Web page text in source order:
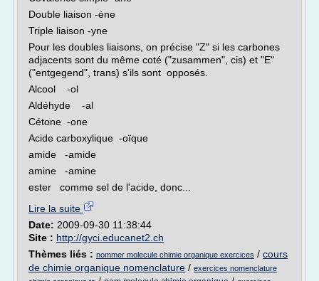
Double liaison -ène
Triple liaison -yne
Pour les doubles liaisons, on précise "Z" si les carbones
adjacents sont du même coté ("zusammen", cis) et "E"
("entgegend", trans) s'ils sont opposés.
Alcool -ol
Aldéhyde -al
Cétone -one
Acide carboxylique -oïque
amide -amide
amine -amine
ester comme sel de l'acide, donc...
Lire la suite
Date: 2009-09-30 11:38:44
Site : http://gyci.educanet2.ch
Thèmes liés : nommer molecule chimie organique exercices / cours
de chimie organique nomenclature / exercices nomenclature